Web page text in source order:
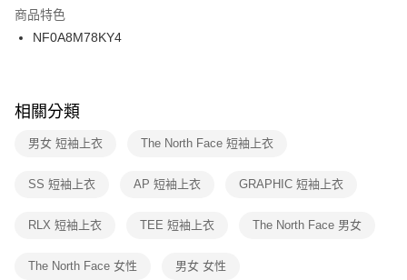
２．訂單成立數日內，您將收到繳費通知簡訊。
３．收到繳費通知簡訊後14天內，點擊此簡訊中的連結，可透過四大超商／
ATM／網路銀行／等多元方式進行付款，方視為交易完成。
※ 交易是否成功請以「AFTEE先享後付 」之結帳頁面顯示為準，若有關於
是否繳費成功／繳費後需取消欲退款等相關疑問，請聯繫「AFTEE先享後付
客戶支援中心」https://netprotections.freshdesk.com/support/home
１．透過由恩沛科技股份有限公司提供之「AFTEE先享後付」服務完成之交
權轉讓予恩沛科技股份有限公司。
３．未成年的使用者請事先徵得法定代理人或監護人之同意方可使用
付款後門市自取
每筆NT$100，滿NT$1,500(含以上)免運費
商品特色
NF0A8M78KY4
相關分類
男女 短袖上衣 The North Face 短袖上衣
SS 短袖上衣 AP 短袖上衣 GRAPHIC 短袖上衣
RLX 短袖上衣 TEE 短袖上衣 The North Face 男女
The North Face 女性 男女 女性